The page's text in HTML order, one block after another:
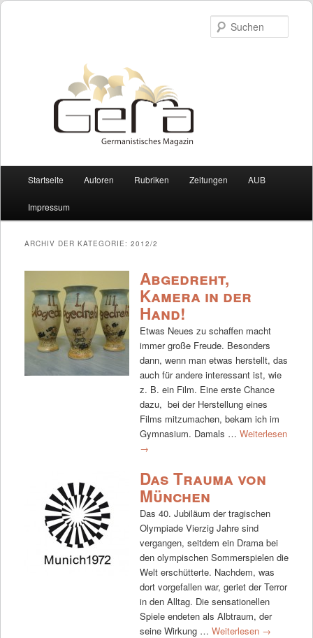
Zum Inhalt wechseln
Zum sekundären Inhalt wechseln
Startseite Autoren Rubriken Zeitungen AUB
Impressum
ARCHIV DER KATEGORIE: 2012/2
Abgedreht,
Kamera in der
Hand!
Etwas Neues zu schaffen macht
immer große Freude. Besonders
dann, wenn man etwas herstellt, das
auch für andere interessant ist, wie
z. B. ein Film. Eine erste Chance
dazu, bei der Herstellung eines
Films mitzumachen, bekam ich im
Gymnasium. Damals … Weiterlesen
→
Das Trauma von
München
Das 40. Jubiläum der tragischen
Olympiade Vierzig Jahre sind
vergangen, seitdem ein Drama bei
den olympischen Sommerspielen die
Welt erschütterte. Nachdem, was
dort vorgefallen war, geriet der Terror
in den Alltag. Die sensationellen
Spiele endeten als Albtraum, der
seine Wirkung … Weiterlesen →